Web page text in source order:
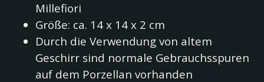
Millefiori
Größe: ca. 14 x 14 x 2 cm
Durch die Verwendung von altem
Geschirr sind normale Gebrauchsspuren
auf dem Porzellan vorhanden